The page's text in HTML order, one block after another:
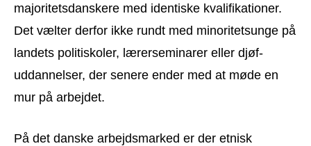
majoritetsdanskere med identiske kvalifikationer.
Det vælter derfor ikke rundt med minoritetsunge på
landets politiskoler, lærerseminarer eller djøf-
uddannelser, der senere ender med at møde en
mur på arbejdet.
På det danske arbejdsmarked er der etnisk